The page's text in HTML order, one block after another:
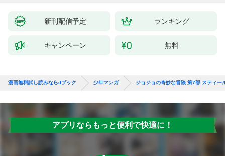
（１）
新刊配信予定 ランキング
キャンペーン 無料
漫画無料試し読みならdブック 少年マンガ ジョジョの奇妙な冒険 第7部 スティー
アプリならもっと便利で快適に！